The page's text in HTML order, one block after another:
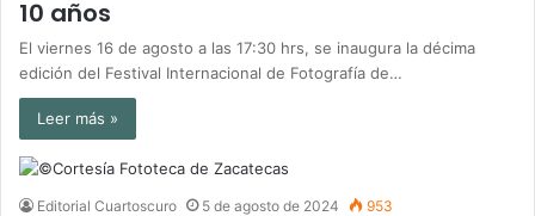
10 años
El viernes 16 de agosto a las 17:30 hrs, se inaugura la décima
edición del Festival Internacional de Fotografía de…
Leer más »
Editorial Cuartoscuro 5 de agosto de 2024 953